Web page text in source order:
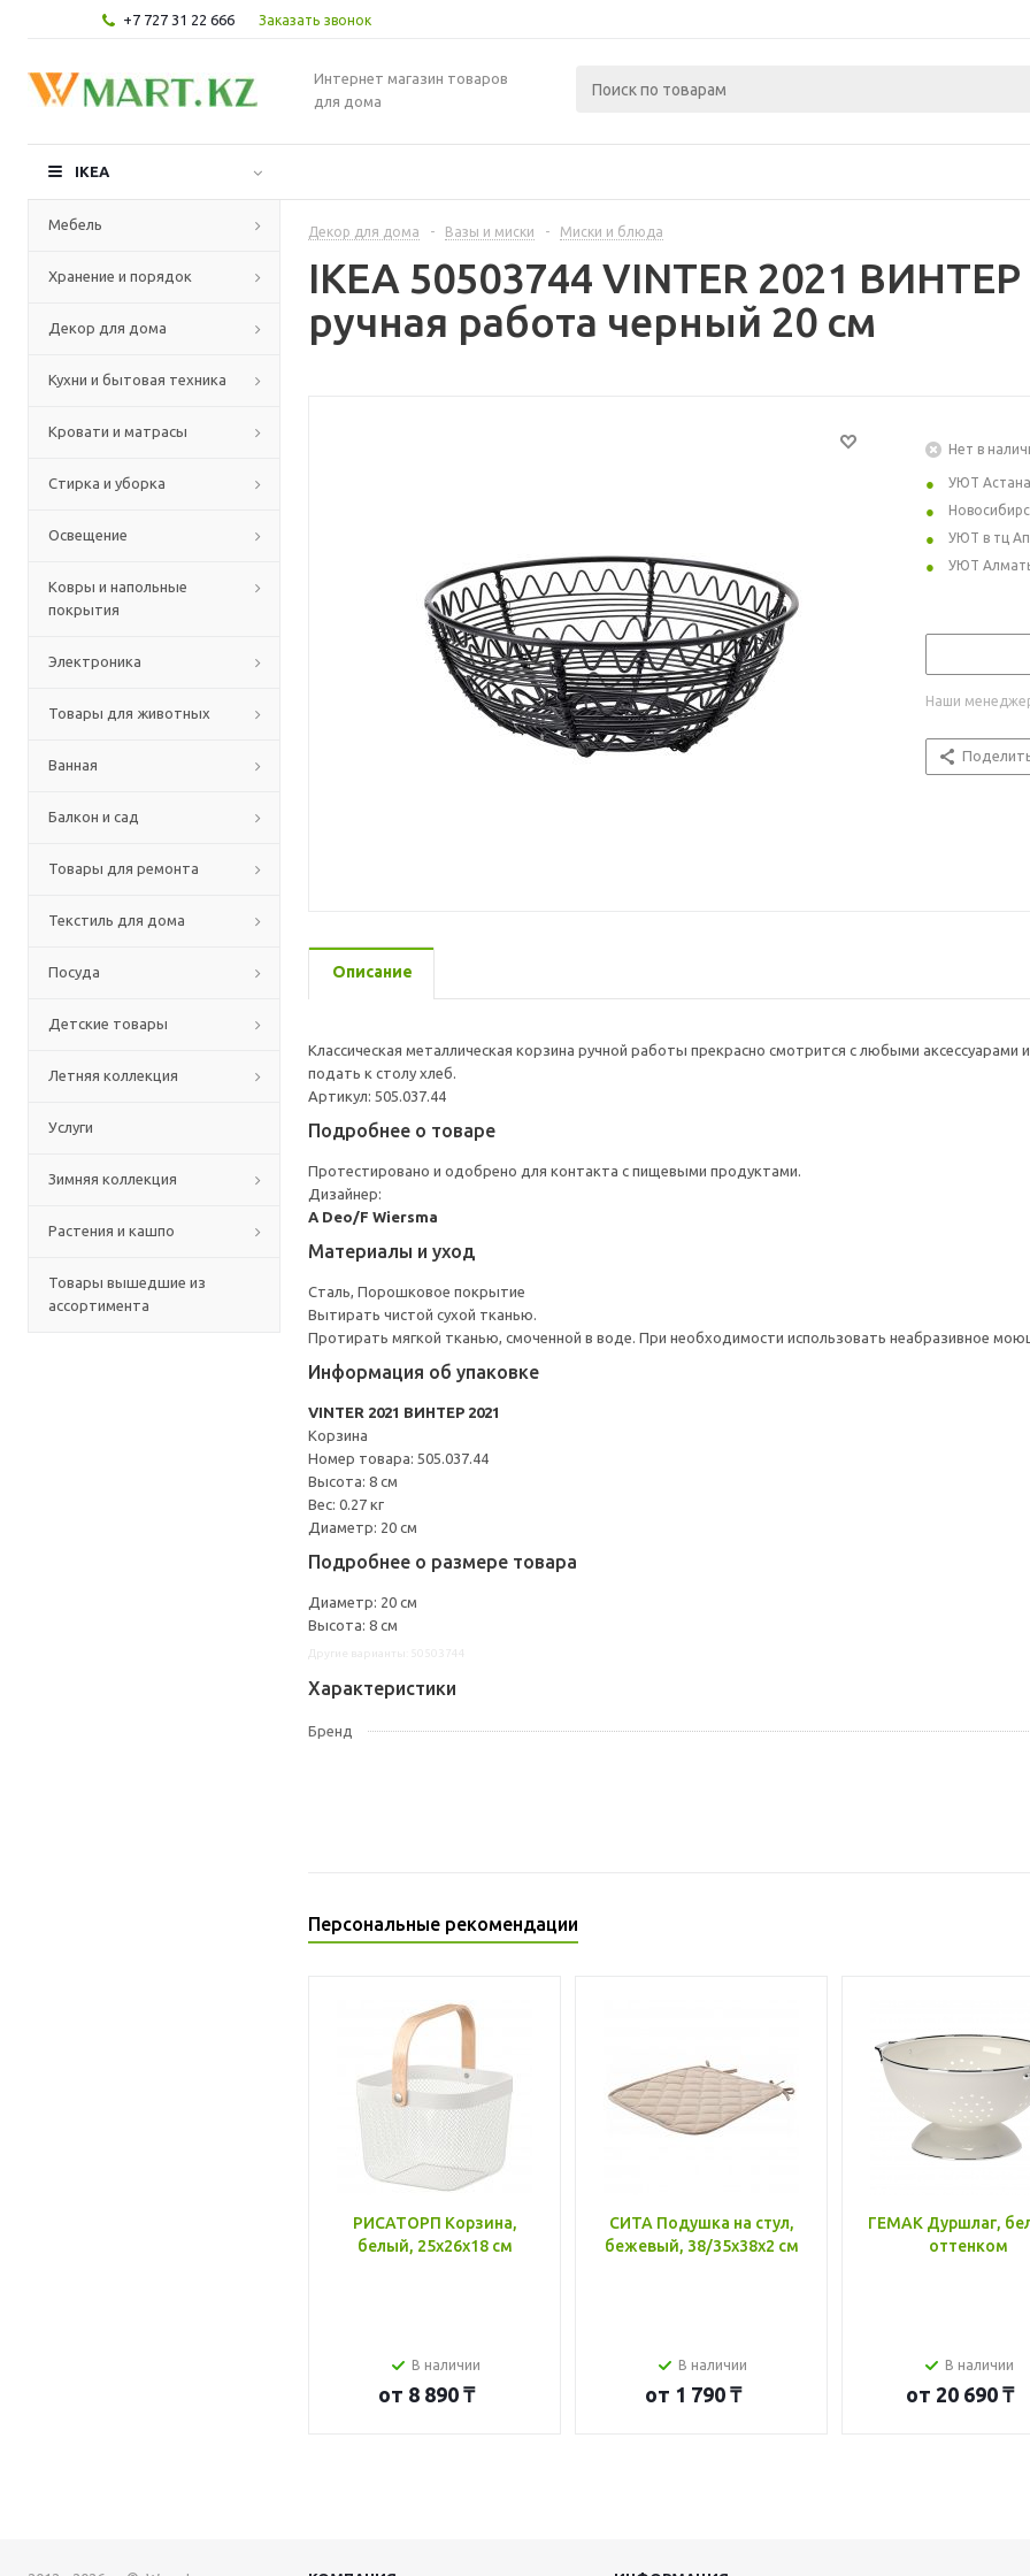
+7 727 31 22 666 Заказать звонок
Интернет магазин товаров
для дома
IKEA
Мебель
Хранение и порядок
Декор для дома
Кухни и бытовая техника
Кровати и матрасы
Стирка и уборка
Освещение
Ковры и напольные
покрытия
Электроника
Товары для животных
Ванная
Балкон и сад
Товары для ремонта
Текстиль для дома
Посуда
Детские товары
Летняя коллекция
Услуги
Зимняя коллекция
Растения и кашпо
Товары вышедшие из
ассортимента
Декор для дома - Вазы и миски - Миски и блюда
IKEA 50503744 VINTER 2021
ручная работа черный 20 см
Нет в
УЮТ Астана
УЮТ в тц
УЮТ
Наши
Описание
Классическая металлическая корзина ручной работы прекрасно смотрится с любыми
подать к столу хлеб.
Артикул: 505.037.44
Подробнее о товаре
Протестировано и одобрено для контакта с пищевыми продуктами.
Дизайнер:
A Deo/F Wiersma
Материалы и уход
Сталь, Порошковое покрытие
Вытирать чистой сухой тканью.
Протирать мягкой тканью, смоченной в воде. При необходимости использовать неабразивное
Информация об упаковке
VINTER 2021 ВИНТЕР 2021
Корзина
Номер товара: 505.037.44
Высота: 8 см
Вес: 0.27 кг
Диаметр: 20 см
Подробнее о размере товара
Диаметр: 20 см
Высота: 8 см
Характеристики
Бренд
Персональные рекомендации
РИСАТОРП Корзина,
белый, 25x26x18 см
В наличии
от 8 890 ₸
СИТА Подушка на стул,
бежевый, 38/35x38x2 см
В наличии
от 1 790 ₸
ГЕМАК Дуршлаг,
оттенком
В наличии
от 20 690 ₸